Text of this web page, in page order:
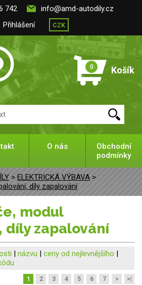
742
info@amd-autodily.cz
Přihlášení
CZK
0 Košík
O nás
Obchodní
podmínky
> ELEKTRICKÁ VÝBAVA >
díly zapalování
díly zapalování
| názvu | ceny od nejlevnějšího |
1 2 3 4 5 6 7 > >|